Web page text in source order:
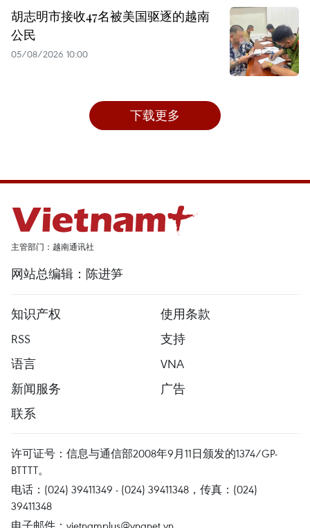
胡志明市接收47名被美国驱逐的越南
公民
05/08/2026 10:00
下载更多
主管部门：越南通讯社
网站总编辑：陈进笋
知识产权
使用条款
RSS
支持
语言
VNA
新闻服务
广告
联系
许可证号：信息与通信部2008年9月11日颁发的1374/GP-
BTTTT。
电话：(024) 39411349 - (024) 39411348，传真：(024)
39411348